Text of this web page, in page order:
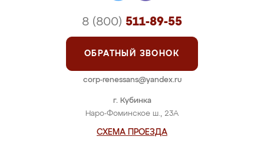
г. Кубинка
Наро-Фоминское ш., 23А
СХЕМА ПРОЕЗДА
8 (800) 511-89-55
ОБРАТНЫЙ ЗВОНОК
corp-renessans@yandex.ru